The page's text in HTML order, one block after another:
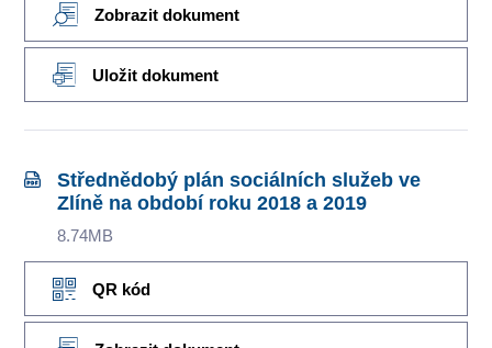
Zobrazit dokument
Uložit dokument
Střednědobý plán sociálních služeb ve
Zlíně na období roku 2018 a 2019
8.74MB
QR kód